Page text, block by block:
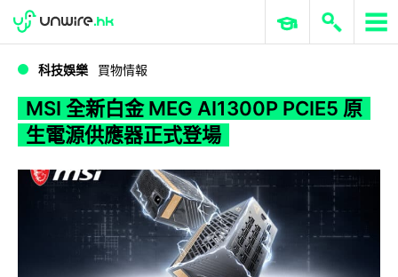
WWDC 2026 ERP 與商業 AI
科技娛樂 買物情報
MSI 全新白金 MEG AI1300P PCIE5 原
生電源供應器正式登場